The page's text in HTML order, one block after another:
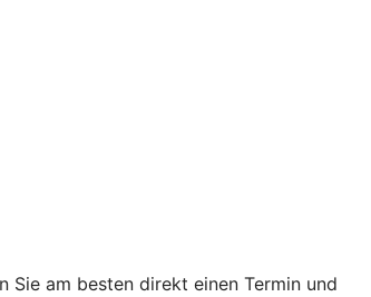
Sie am besten direkt einen Termin und